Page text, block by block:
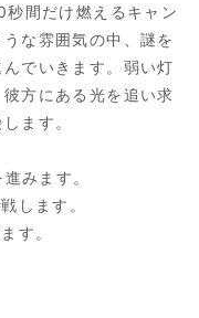
間だけ燃えるキャン
な雰囲気の中、謎を
でいきます。弱い灯
方にある光を追い求
ます。
みます。
します。
す。